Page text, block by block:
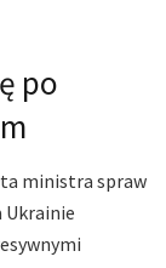
po
ministra spraw
Ukrainie